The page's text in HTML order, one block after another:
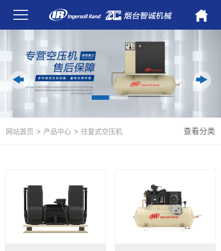
网站首页 > 产品中心 > 往复式空压机 查看分类